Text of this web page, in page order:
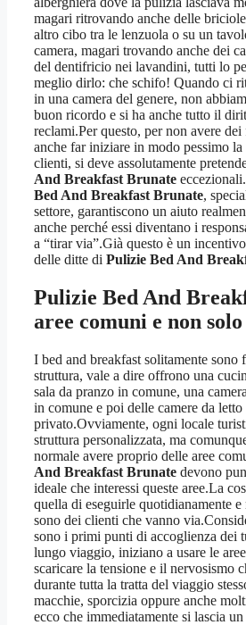
magari ritrovando anche delle
altro cibo tra le lenzuola o su un
camera, magari trovando anche dei
del dentifricio nei lavandini, tutti lo
meglio dirlo: che schifo! Quando ci
in una camera del genere, non
buon ricordo e si ha anche tutto il
reclami.Per questo, per non avere
anche far iniziare in modo pessimo
clienti, si deve assolutamente
And Breakfast Brunate
Bed And Breakfast Brunate,
settore, garantiscono un aiuto
anche perché essi diventano i
a “tirar via”.Già questo è un
delle ditte di Pulizie Bed And
Pulizie Bed And
aree comuni e non solo
I bed and breakfast solitamente sono
struttura, vale a dire offrono una
sala da pranzo in comune, una
in comune e poi delle camere da
privato.Ovviamente, ogni locale
struttura personalizzata, ma
normale avere proprio delle aree
And Breakfast Brunate devono
ideale che interessi queste aree.La
quella di eseguirle quotidianamente
sono dei clienti che vanno
sono i primi punti di accoglienza dei
lungo viaggio, iniziano a usare le
scaricare la tensione e il nervosismo
durante tutta la tratta del viaggio
macchie, sporcizia oppure anche
ecco che immediatamente si lascia